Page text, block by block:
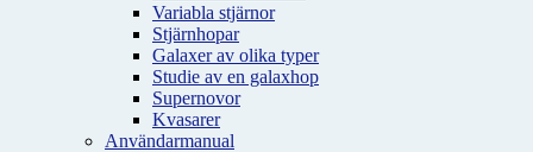
Variabla stjärnor
Stjärnhopar
Galaxer av olika typer
Studie av en galaxhop
Supernovor
Kvasarer
Användarmanual